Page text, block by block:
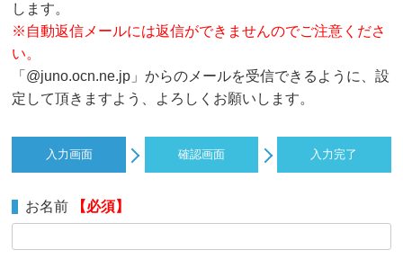
します。
※自動返信メールには返信ができませんのでご注意くださ
い。
「@juno.ocn.ne.jp」からのメールを受信できるように、設
定して頂きますよう、よろしくお願いします。
入力画面 確認画面 入力完了
お名前 【必須】